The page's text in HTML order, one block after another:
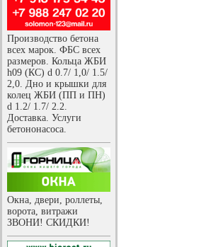
Производство бетона
всех марок. ФБС всех
размеров. Кольца ЖБИ
h09 (КС) d 0.7/ 1,0/ 1.5/
2,0. Дно и крышки для
колец ЖБИ (ПП и ПН)
d 1.2/ 1.7/ 2.2.
Доставка. Услуги
бетононасоса.
Окна, двери, роллеты,
ворота, витражи
ЗВОНИ! СКИДКИ!